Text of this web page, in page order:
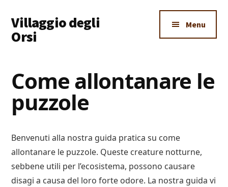
main
content
primary
sidebar
footer
menu
Villaggio degli
Orsi
Dove
Tutto
Menu
Come allontanare le
puzzole
Benvenuti alla nostra guida pratica su come
allontanare le puzzole. Queste creature notturne,
sebbene utili per l’ecosistema, possono causare
disagi a causa del loro forte odore. La nostra guida vi